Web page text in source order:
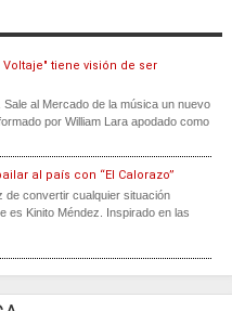
tiene visión de ser
al Mercado de la música un nuevo
por William Lara apodado como
al país con “El Calorazo”
de convertir cualquier situación
es Kinito Méndez. Inspirado en las